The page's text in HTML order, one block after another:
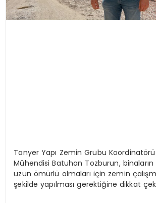
Tanyer Yapı Zemin Grubu
Mühendisi Batuhan Tozburun,
uzun ömürlü olmaları için zemin
şekilde yapılması gerektiğine dikkat